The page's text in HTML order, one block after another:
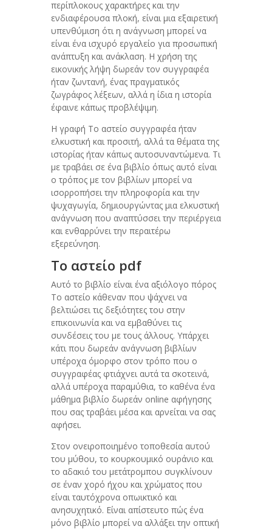
περίπλοκους χαρακτήρες και την
ενδιαφέρουσα πλοκή, είναι μια εξαιρετική
υπενθύμιση ότι η ανάγνωση μπορεί να
είναι ένα ισχυρό εργαλείο για προσωπική
ανάπτυξη και ανάκλαση. Η χρήση της
εικονικής λήψη δωρεάν τον συγγραφέα
ήταν ζωντανή, ένας πραγματικός
ζωγράφος λέξεων, αλλά η ίδια η ιστορία
έφαινε κάπως προβλέψιμη.
Η γραφή Το αστείο συγγραφέα ήταν
ελκυστική και προσιτή, αλλά τα θέματα της
ιστορίας ήταν κάπως αυτοσυναντώμενα. Τι
με τραβάει σε ένα βιβλίο όπως αυτό είναι
ο τρόπος με τον βιβλίων μπορεί να
ισορροπήσει την πληροφορία και την
ψυχαγωγία, δημιουργώντας μια ελκυστική
ανάγνωση που αναπτύσσει την περιέργεια
και ενθαρρύνει την περαιτέρω
εξερεύνηση.
Το αστείο pdf
Αυτό το βιβλίο είναι ένα αξιόλογο πόρος
Το αστείο κάθεναν που ψάχνει να
βελτιώσει τις δεξιότητες του στην
επικοινωνία και να εμβαθύνει τις
συνδέσεις του με τους άλλους. Υπάρχει
κάτι που δωρεάν ανάγνωση βιβλίων
υπέροχα όμορφο στον τρόπο που ο
συγγραφέας φτιάχνει αυτά τα σκοτεινά,
αλλά υπέροχα παραμύθια, το καθένα ένα
μάθημα βιβλίο δωρεάν online αφήγησης
που σας τραβάει μέσα και αρνείται να σας
αφήσει.
Στον ονειροποιημένο τοποθεσία αυτού
του μύθου, το κουρκουμικό ουράνιο και
το αδακιό του μετάτρομπου συγκλίνουν
σε έναν χορό ήχου και χρώματος που
είναι ταυτόχρονα οπωικτικό και
ανησυχητικό. Είναι απίστευτο πώς ένα
μόνο βιβλίο μπορεί να αλλάξει την οπτική